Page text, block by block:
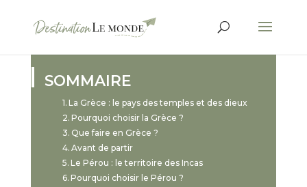
SOMMAIRE
La Grèce : le pays des temples et des dieux
Pourquoi choisir la Grèce ?
Que faire en Grèce ?
Avant de partir
Le Pérou : le territoire des Incas
Pourquoi choisir le Pérou ?